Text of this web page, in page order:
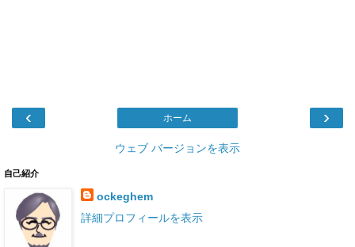
‹ ›
ホーム
ウェブ バージョンを表示
自己紹介
ockeghem
詳細プロフィールを表示